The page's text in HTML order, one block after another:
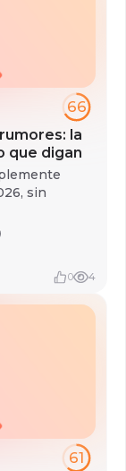
66
la
que digan
sin
0 4
61